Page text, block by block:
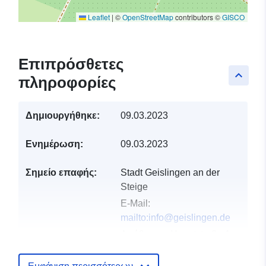
Leaflet | ©OpenStreetMapcontributors ©GISCO
keyboard_arrow_up
Επιπρόσθετες
πληροφορίες
Δημιουργήθηκε: 09.03.2023
Ενημέρωση: 09.03.2023
Σημείο επαφής:
Stadt Geislingen an der
Steige
E-Mail:
mailto:info@geislingen.de
73312, Deutschland